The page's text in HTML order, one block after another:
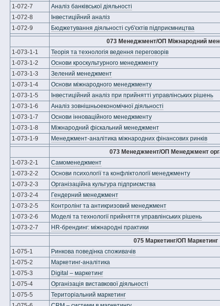
1-072-7
Аналіз банківської діяльності
1-072-8
Інвестиційний аналіз
1-072-9
Бюджетування діяльності суб'єктів підприємництва
073 Менеджмент/ОП Міжнародний
1-073-1-1
Теорія та технологія ведення переговорів
1-073-1-2
Основи кроскультурного менеджменту
1-073-1-3
Зелений менеджмент
1-073-1-4
Основи міжнародного менеджменту
1-073-1-5
Інвестиційний аналіз при прийнятті управлінських рішень
1-073-1-6
Аналіз зовнішньоекономічної діяльності
1-073-1-7
Основи інноваційного менеджменту
1-073-1-8
Міжнародний фіскальний менеджмент
1-073-1-9
Менеджмент-аналітика міжнародних фінансових ринків
073 Менеджмент/ОП Менеджмент
1-073-2-1
Самоменеджмент
1-073-2-2
Основи психології та конфліктології менеджменту
1-073-2-3
Організаційна культура підприємства
1-073-2-4
Гендерний менеджмент
1-073-2-5
Контролінг та антикризовий менеджмент
1-073-2-6
Моделі та технології прийняття управлінських рішень
1-073-2-7
HR-брендинг: міжнародні практики
075 Маркетинг/ОП Маркетинг
1-075-1
Ринкова поведінка споживачів
1-075-2
Маркетинг-аналітика
1-075-3
Digital – маркетинг
1-075-4
Організація виставкової діяльності
1-075-5
Територіальний маркетинг